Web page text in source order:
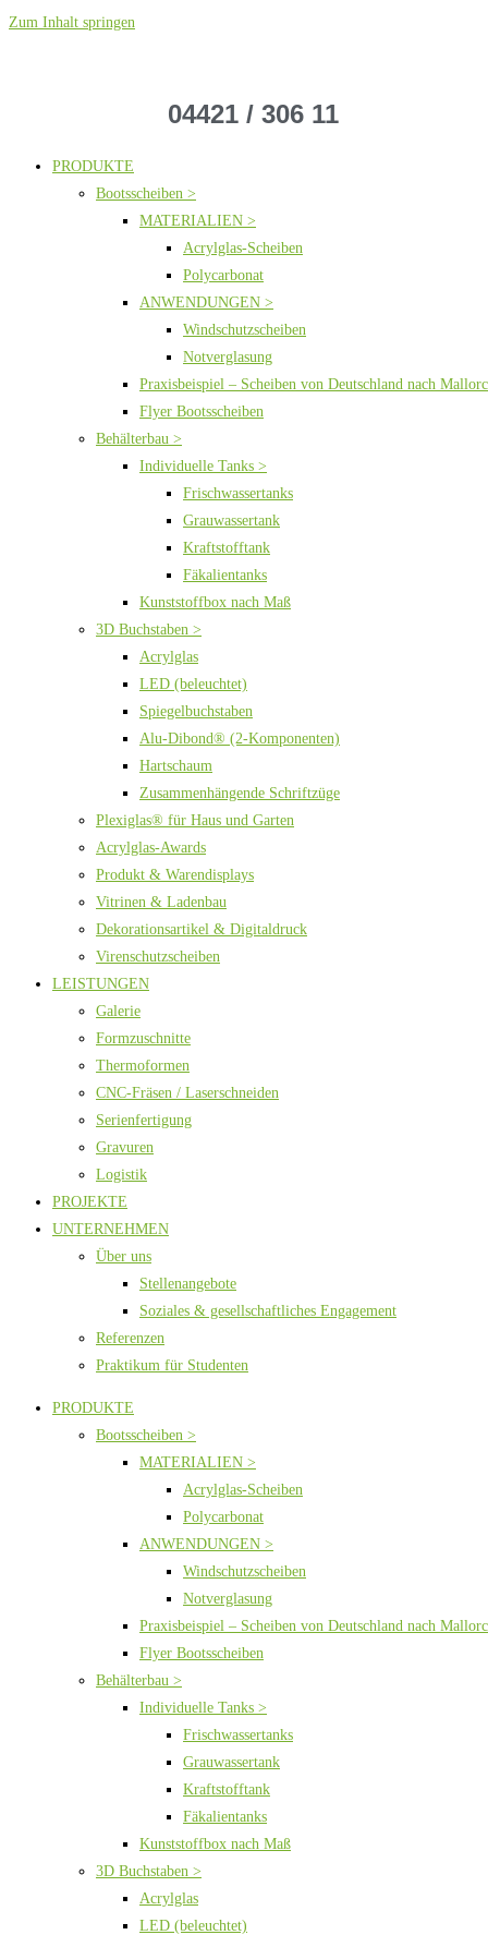
Zum Inhalt springen
04421 / 306 11
PRODUKTE
Bootsscheiben >
MATERIALIEN >
Acrylglas-Scheiben
Polycarbonat
ANWENDUNGEN >
Windschutzscheiben
Notverglasung
Praxisbeispiel – Scheiben von Deutschland nach
Flyer Bootsscheiben
Behälterbau >
Individuelle Tanks >
Frischwassertanks
Grauwassertank
Kraftstofftank
Fäkalientanks
Kunststoffbox nach Maß
3D Buchstaben >
Acrylglas
LED (beleuchtet)
Spiegelbuchstaben
Alu-Dibond® (2-Komponenten)
Hartschaum
Zusammenhängende Schriftzüge
Plexiglas® für Haus und Garten
Acrylglas-Awards
Produkt & Warendisplays
Vitrinen & Ladenbau
Dekorationsartikel & Digitaldruck
Virenschutzscheiben
LEISTUNGEN
Galerie
Formzuschnitte
Thermoformen
CNC-Fräsen / Laserschneiden
Serienfertigung
Gravuren
Logistik
PROJEKTE
UNTERNEHMEN
Über uns
Stellenangebote
Soziales & gesellschaftliches Engagement
Referenzen
Praktikum für Studenten
PRODUKTE
Bootsscheiben >
MATERIALIEN >
Acrylglas-Scheiben
Polycarbonat
ANWENDUNGEN >
Windschutzscheiben
Notverglasung
Praxisbeispiel – Scheiben von Deutschland nach
Flyer Bootsscheiben
Behälterbau >
Individuelle Tanks >
Frischwassertanks
Grauwassertank
Kraftstofftank
Fäkalientanks
Kunststoffbox nach Maß
3D Buchstaben >
Acrylglas
LED (beleuchtet)